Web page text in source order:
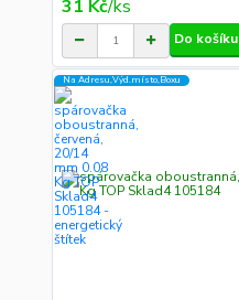
31 Kč/ks
Do košíku
Na Adresu,Výd.místo,Boxu